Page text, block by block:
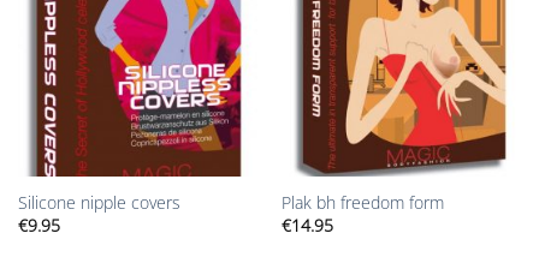
Silicone nipple covers
€9.95
Plak bh freedom form
€14.95